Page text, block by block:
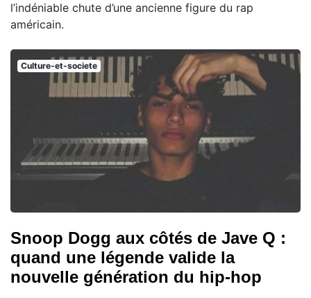
l’indéniable chute d’une ancienne figure du rap
américain.
Culture-et-societe
Snoop Dogg aux côtés de Jave Q :
quand une légende valide la
nouvelle génération du hip-hop